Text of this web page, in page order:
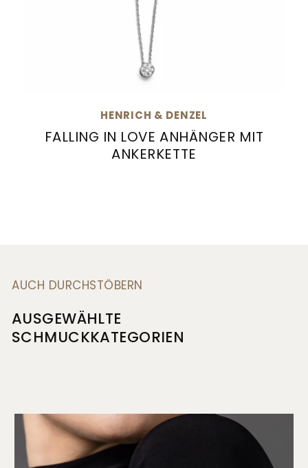
HENRICH & DENZEL
FALLING IN LOVE ANHÄNGER MIT
ANKERKETTE
AUCH DURCHSTÖBERN
AUSGEWÄHLTE
SCHMUCKKATEGORIEN